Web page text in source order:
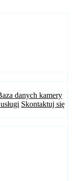
danych kamery
Skontaktuj się